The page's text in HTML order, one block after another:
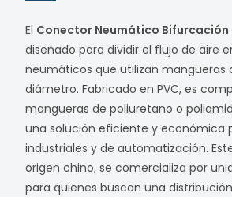
​El Conector Neumático Bifurcación
diseñado para dividir el flujo de aire
neumáticos que utilizan mangueras
diámetro. Fabricado en PVC, es
mangueras de poliuretano o
una solución eficiente y económica
industriales y de automatización.
origen chino, se comercializa por
para quienes buscan una